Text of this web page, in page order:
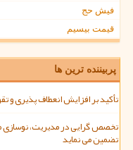
فیش حج
قیمت بیسیم
پربیننده ترین ها
تأکید بر افزایش انعطاف پذیری و
تخصص گرایی در مدیریت، نوسازی
تضمین می نماید